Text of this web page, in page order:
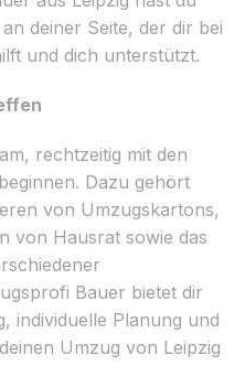
deiner Seite, der dir bei
und dich unterstützt.
rechtzeitig mit den
Dazu gehört
von Umzugskartons,
von Hausrat sowie das
Bauer bietet dir
individuelle Planung und
Umzug von Leipzig